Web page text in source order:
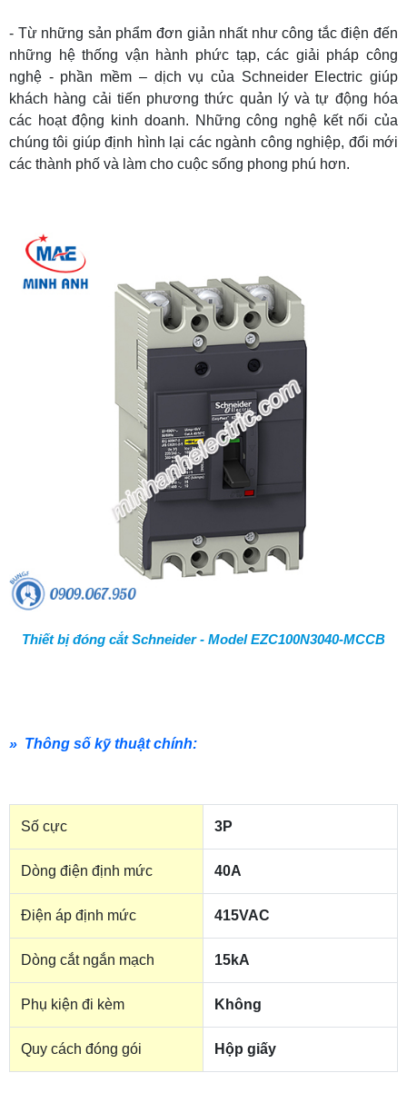
- Từ những sản phẩm đơn giản nhất như công tắc điện đến
những hệ thống vận hành phức tạp, các giải pháp công
nghệ - phần mềm – dịch vụ của Schneider Electric giúp
khách hàng cải tiến phương thức quản lý và tự động hóa
các hoạt động kinh doanh. Những công nghệ kết nối của
chúng tôi giúp định hình lại các ngành công nghiệp, đổi mới
các thành phố và làm cho cuộc sống phong phú hơn.
Thiết bị đóng cắt Schneider - Model EZC100N3040-MCCB
» Thông số kỹ thuật chính:
Số cực 3P
Dòng điện định mức 40A
Điện áp định mức 415VAC
Dòng cắt ngắn mạch 15kA
Phụ kiện đi kèm Không
Quy cách đóng gói Hộp giấy